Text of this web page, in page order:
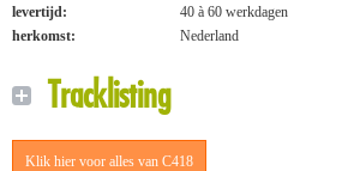
levertijd:
40 à 60 werkdagen
herkomst:
Nederland
Tracklisting
Klik hier voor alles van C418